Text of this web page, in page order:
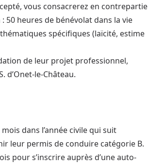
vous consacrerez en contrepartie
heures de bénévolat dans la vie
spécifiques (laïcité, estime
de leur projet professionnel,
d’Onet-le-Château.
dans l’année civile qui suit
leur permis de conduire catégorie B.
pour s’inscrire auprès d’une auto-